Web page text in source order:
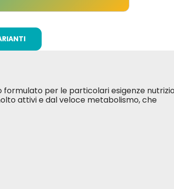
per le particolari esigenze
attivi e dal veloce metabolismo, che